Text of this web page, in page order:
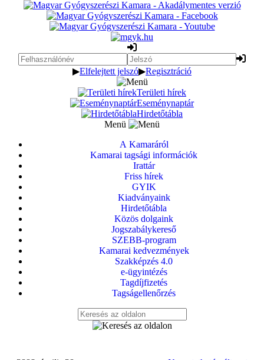
▶Elfelejtett jelszó▶Regisztráció
Területi hírek
Eseménynaptár
Hirdetőtábla
Menü
A Kamaráról
Kamarai tagsági információk
Irattár
Friss hírek
GYIK
Kiadványaink
Hirdetőtábla
Közös dolgaink
Jogszabálykereső
SZEBB-program
Kamarai kedvezmények
Szakképzés 4.0
e-ügyintézés
Tagdíjfizetés
Tagságellenőrzés